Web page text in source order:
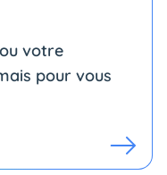
votre
pour vous